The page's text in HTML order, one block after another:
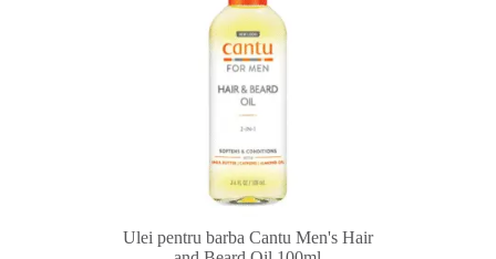
Ulei pentru barba Cantu Men's Hair